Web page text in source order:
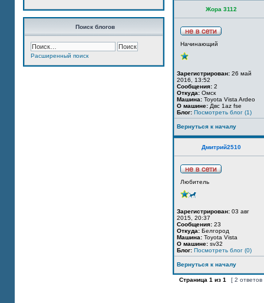
Поиск блогов
Расширенный поиск
Жора 3112
Начинающий
Зарегистрирован: 26 май
2016, 13:52
Сообщения: 2
Откуда: Омск
Машина: Toyota Vista Ardeo
О машине: Двс 1az fse
Блог: Посмотреть блог (1)
Вернуться к началу
Дмитрий2510
Любитель
Зарегистрирован: 03 авг
2015, 20:37
Сообщения: 23
Откуда: Белгород
Машина: Toyota Vista
О машине: sv32
Блог: Посмотреть блог (0)
Вернуться к началу
Страница 1 из 1 [ 2